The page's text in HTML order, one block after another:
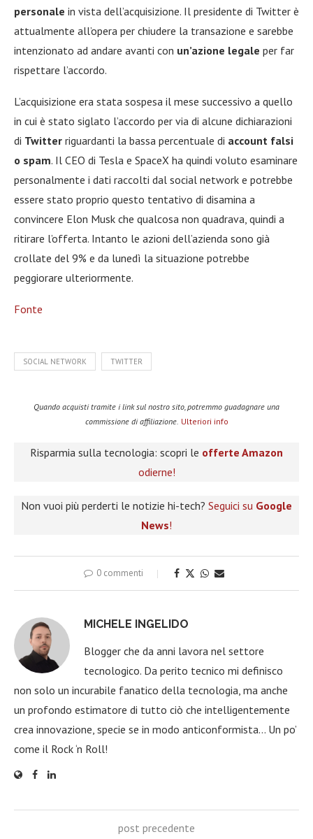
personale in vista dell’acquisizione. Il presidente di Twitter è
attualmente all’opera per chiudere la transazione e sarebbe
intenzionato ad andare avanti con un’azione legale per far
rispettare l’accordo.
L’acquisizione era stata sospesa il mese successivo a quello
in cui è stato siglato l’accordo per via di alcune dichiarazioni
di Twitter riguardanti la bassa percentuale di account falsi
o spam. Il CEO di Tesla e SpaceX ha quindi voluto esaminare
personalmente i dati raccolti dal social network e potrebbe
essere stato proprio questo tentativo di disamina a
convincere Elon Musk che qualcosa non quadrava, quindi a
ritirare l’offerta. Intanto le azioni dell’azienda sono già
crollate del 9% e da lunedì la situazione potrebbe
peggiorare ulteriormente.
Fonte
SOCIAL NETWORK TWITTER
Quando acquisti tramite i link sul nostro sito, potremmo guadagnare una
commissione di affiliazione. Ulteriori info
Risparmia sulla tecnologia: scopri le offerte Amazon
odierne!
Non vuoi più perderti le notizie hi-tech? Seguici su Google
News!
0 commenti
MICHELE INGELIDO
Blogger che da anni lavora nel settore
tecnologico. Da perito tecnico mi definisco
non solo un incurabile fanatico della tecnologia, ma anche
un profondo estimatore di tutto ciò che intelligentemente
crea innovazione, specie se in modo anticonformista… Un po’
come il Rock ‘n Roll!
post precedente